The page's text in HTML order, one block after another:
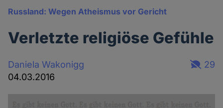
Russland: Wegen Atheismus vor Gericht
Verletzte religiöse Gefühle
Daniela Wakonigg
04.03.2016
29